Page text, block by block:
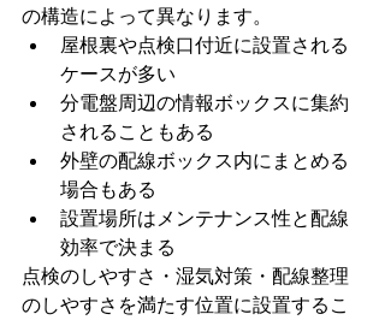
の構造によって異なります。
屋根裏や点検口付近に設置される
ケースが多い
分電盤周辺の情報ボックスに集約
されることもある
外壁の配線ボックス内にまとめる
場合もある
設置場所はメンテナンス性と配線
効率で決まる
点検のしやすさ・湿気対策・配線整理
のしやすさを満たす位置に設置するこ